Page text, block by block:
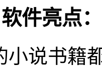
件亮点：
小说书籍